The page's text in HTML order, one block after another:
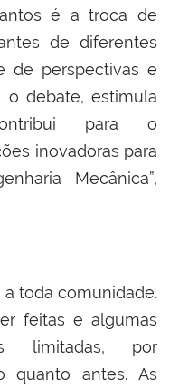
é a troca de
de diferentes
de perspectivas e
o debate, estimula
para o
inovadoras para
Mecânica”,
a toda comunidade.
feitas e algumas
limitadas, por
quanto antes. As